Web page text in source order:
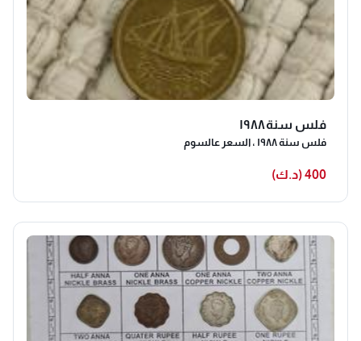
فلس سنة١٩٨٨
فلس سنة ١٩٨٨ ، السعر عالسوم
400 (د.ك)